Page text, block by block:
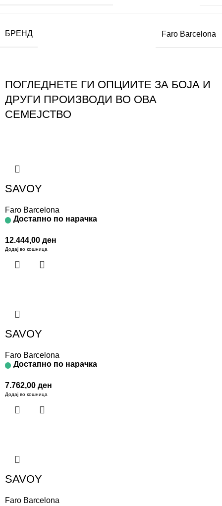
БРЕНД Faro Barcelona
ПОГЛЕДНЕТЕ ГИ ОПЦИИТЕ ЗА БОЈА И
ДРУГИ ПРОИЗВОДИ ВО ОВА
СЕМЕЈСТВО
SAVOY
Faro Barcelona
Достапно по нарачка
12.444,00 ден
Додај во кошница
SAVOY
Faro Barcelona
Достапно по нарачка
7.762,00 ден
Додај во кошница
SAVOY
Faro Barcelona